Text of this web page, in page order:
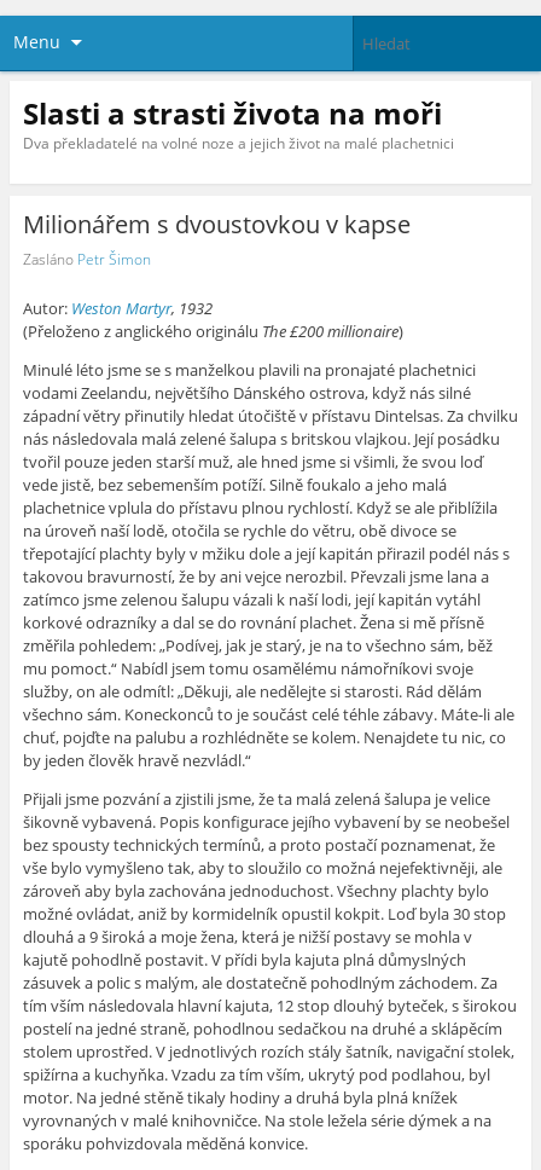
Menu
Slasti a strasti života na moři
Dva překladatelé na volné noze a jejich život na malé plachetnici
Milionářem s dvoustovkou v kapse
Zasláno Petr Šimon
Autor: Weston Martyr, 1932
(Přeloženo z anglického originálu The £200 millionaire)
Minulé léto jsme se s manželkou plavili na pronajaté plachetnici
vodami Zeelandu, největšího Dánského ostrova, když nás silné
západní větry přinutily hledat útočiště v přístavu Dintelsas. Za chvilku
nás následovala malá zelené šalupa s britskou vlajkou. Její posádku
tvořil pouze jeden starší muž, ale hned jsme si všimli, že svou loď
vede jistě, bez sebemenším potíží. Silně foukalo a jeho malá
plachetnice vplula do přístavu plnou rychlostí. Když se ale přiblížila
na úroveň naší lodě, otočila se rychle do větru, obě divoce se
třepotající plachty byly v mžiku dole a její kapitán přirazil podél nás s
takovou bravurností, že by ani vejce nerozbil. Převzali jsme lana a
zatímco jsme zelenou šalupu vázali k naší lodi, její kapitán vytáhl
korkové odrazníky a dal se do rovnání plachet. Žena si mě přísně
změřila pohledem: „Podívej, jak je starý, je na to všechno sám, běž
mu pomoct.“ Nabídl jsem tomu osamělému námořníkovi svoje
služby, on ale odmítl: „Děkuji, ale nedělejte si starosti. Rád dělám
všechno sám. Koneckonců to je součást celé téhle zábavy. Máte-li ale
chuť, pojďte na palubu a rozhlédněte se kolem. Nenajdete tu nic, co
by jeden člověk hravě nezvládl.“
Přijali jsme pozvání a zjistili jsme, že ta malá zelená šalupa je velice
šikovně vybavená. Popis konfigurace jejího vybavení by se neobešel
bez spousty technických termínů, a proto postačí poznamenat, že
vše bylo vymyšleno tak, aby to sloužilo co možná nejefektivněji, ale
zároveň aby byla zachována jednoduchost. Všechny plachty bylo
možné ovládat, aniž by kormidelník opustil kokpit. Loď byla 30 stop
dlouhá a 9 široká a moje žena, která je nižší postavy se mohla v
kajutě pohodlně postavit. V přídi byla kajuta plná důmyslných
zásuvek a polic s malým, ale dostatečně pohodlným záchodem. Za
tím vším následovala hlavní kajuta, 12 stop dlouhý byteček, s širokou
postelí na jedné straně, pohodlnou sedačkou na druhé a sklápěcím
stolem uprostřed. V jednotlivých rozích stály šatník, navigační stolek,
spižírna a kuchyňka. Vzadu za tím vším, ukrytý pod podlahou, byl
motor. Na jedné stěně tikaly hodiny a druhá byla plná knížek
vyrovnaných v malé knihovničce. Na stole ležela série dýmek a na
sporáku pohvizdovala měděná konvice.